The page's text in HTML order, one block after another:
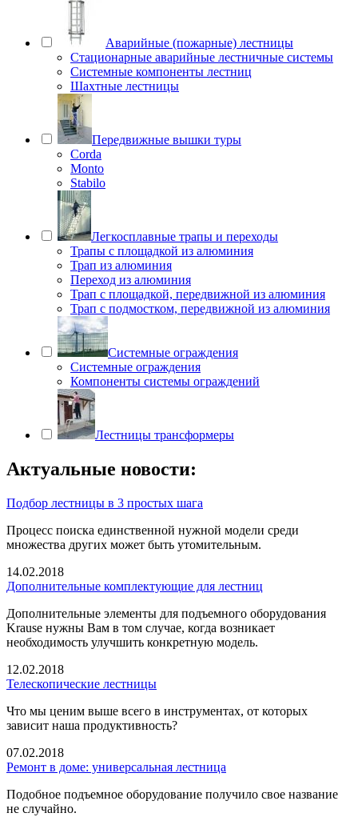
Аварийные (пожарные) лестницы
Стационарные аварийные лестничные системы
Системные компоненты лестниц
Шахтные лестницы
Передвижные вышки туры
Corda
Monto
Stabilo
Легкосплавные трапы и переходы
Трапы с площадкой из алюминия
Трап из алюминия
Переход из алюминия
Трап с площадкой, передвижной из алюминия
Трап с подмостком, передвижной из алюминия
Системные ограждения
Системные ограждения
Компоненты системы ограждений
Лестницы трансформеры
Актуальные новости:
Подбор лестницы в 3 простых шага
Процесс поиска единственной нужной модели среди
множества других может быть утомительным.
14.02.2018
Дополнительные комплектующие для лестниц
Дополнительные элементы для подъемного оборудования
Krause нужны Вам в том случае, когда возникает
необходимость улучшить конкретную модель.
12.02.2018
Телескопические лестницы
Что мы ценим выше всего в инструментах, от которых
зависит наша продуктивность?
07.02.2018
Ремонт в доме: универсальная лестница
Подобное подъемное оборудование получило свое название
не случайно.